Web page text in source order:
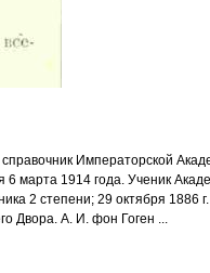
Императорской
марта 1914 года. Ученик
2 степени; 29 октября 1886
Двора. А. И. фон Гоген ...